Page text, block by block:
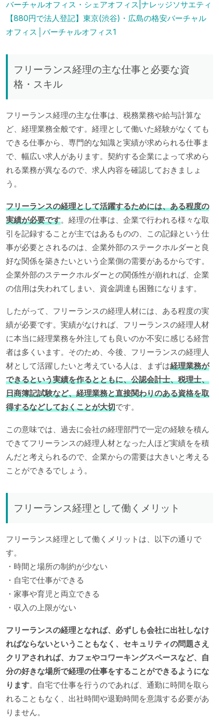
バーチャルオフィス・シェアオフィス|ナレッジソサエティ
【880円で法人登記】東京(渋谷)・広島の格安バーチャル
オフィス│バーチャルオフィス1
フリーランス経理の主な仕事と必要な資
格・スキル
フリーランス経理の主な仕事は、税務業務や給与計算な
ど、経理業務全般です。経理として働いた経験がなくても
できる仕事から、専門的な知識と実績が求められる仕事ま
で、幅広い求人があります。契約する企業によって求めら
れる業務が異なるので、求人内容を確認しておきましょ
う。
フリーランスの経理として活躍するためには、ある程度の
実績が必要です。経理の仕事は、企業で行われる様々な取
引を記録することが主ではあるものの、この記録という仕
事が必要とされるのは、企業外部のステークホルダーと良
好な関係を築きたいという企業側の需要があるからです。
企業外部のステークホルダーとの関係性が崩れれば、企業
の信用は失われてしまい、資金調達も困難になります。
したがって、フリーランスの経理人材には、ある程度の実
績が必要です。実績がなければ、フリーランスの経理人材
に本当に経理業務を外注しても良いのか不安に感じる経営
者は多くいます。そのため、今後、フリーランスの経理人
材として活躍したいと考えている人は、まずは経理業務が
できるという実績を作るとともに、公認会計士、税理士、
日商簿記試験など、経理業務と直接関わりのある資格を取
得するなどしておくことが大切です。
この意味では、過去に会社の経理部門で一定の経験を積ん
できてフリーランスの経理人材となった人ほど実績をを積
んだと考えられるので、企業からの需要は大きいと考える
ことができるでしょう。
フリーランス経理として働くメリット
フリーランス経理として働くメリットは、以下の通りで
す。
・時間と場所の制約が少ない
・自宅で仕事ができる
・家事や育児と両立できる
・収入の上限がない
フリーランスの経理となれば、必ずしも会社に出社しなけ
ればならないということもなく、セキュリティの問題さえ
クリアされれば、カフェやコワーキングスペースなど、自
分の好きな場所で経理の仕事をすることができるようにな
ります。自宅で仕事を行うのであれば、通勤に時間を取ら
れることもなく、出社時間や退勤時間を意識する必要があ
りません。